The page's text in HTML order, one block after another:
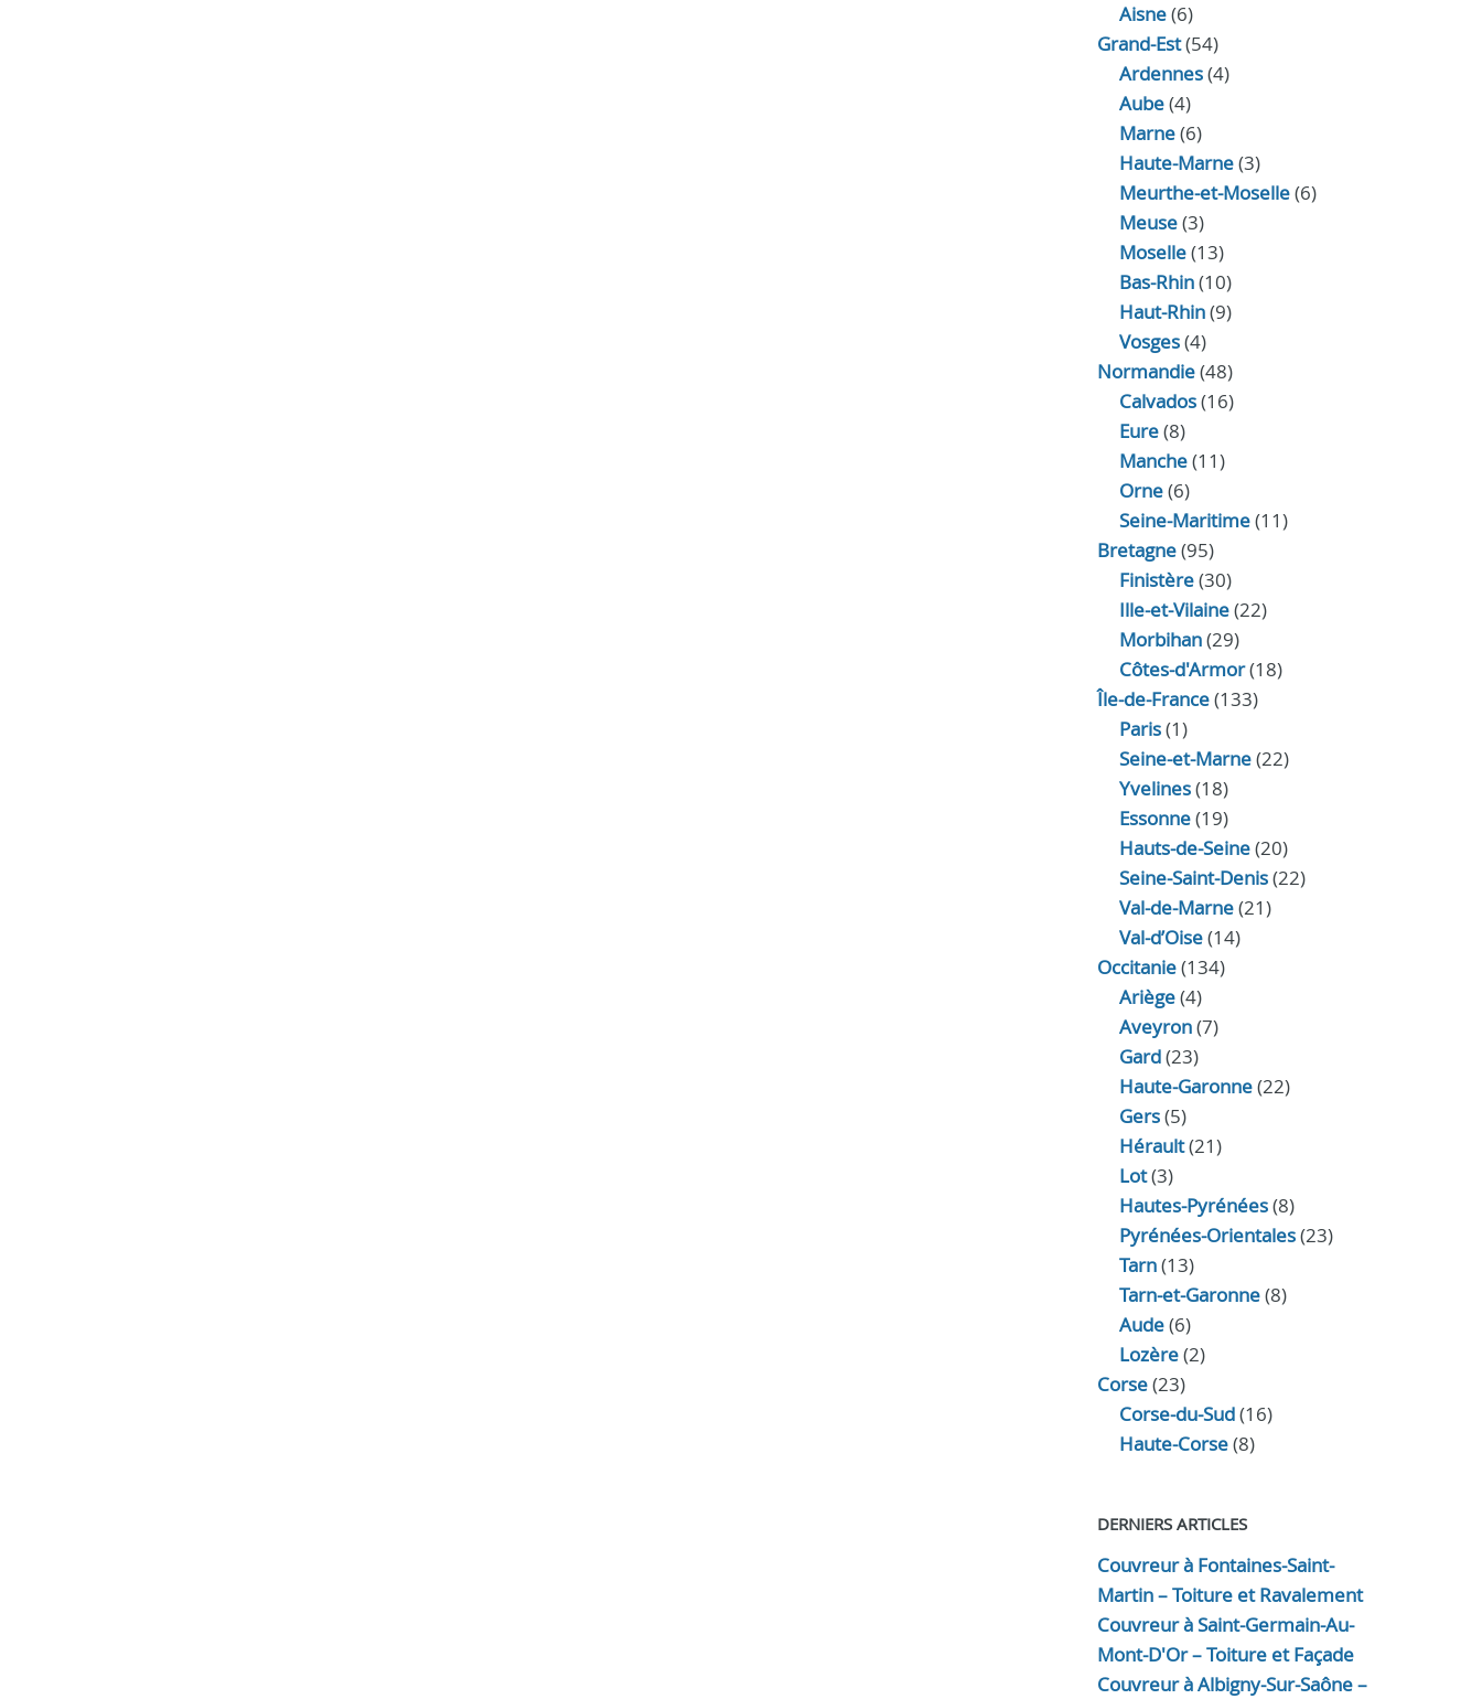
Aisne(6)
Grand-Est(54)
Ardennes(4)
Aube(4)
Marne(6)
Haute-Marne(3)
Meurthe-et-Moselle(6)
Meuse(3)
Moselle(13)
Bas-Rhin(10)
Haut-Rhin(9)
Vosges(4)
Normandie(48)
Calvados(16)
Eure(8)
Manche(11)
Orne(6)
Seine-Maritime(11)
Bretagne(95)
Finistère(30)
Ille-et-Vilaine(22)
Morbihan(29)
Côtes-d'Armor(18)
Île-de-France(133)
Paris(1)
Seine-et-Marne(22)
Yvelines(18)
Essonne(19)
Hauts-de-Seine(20)
Seine-Saint-Denis(22)
Val-de-Marne(21)
Val-d’Oise(14)
Occitanie(134)
Ariège(4)
Aveyron(7)
Gard(23)
Haute-Garonne(22)
Gers(5)
Hérault(21)
Lot(3)
Hautes-Pyrénées(8)
Pyrénées-Orientales(23)
Tarn(13)
Tarn-et-Garonne(8)
Aude(6)
Lozère(2)
Corse(23)
Corse-du-Sud(16)
Haute-Corse(8)
DERNIERS ARTICLES
Couvreur à Fontaines-Saint-
Martin – Toiture et Ravalement
Couvreur à Saint-Germain-Au-
Mont-D'Or – Toiture et Façade
Couvreur à Albigny-Sur-Saône –